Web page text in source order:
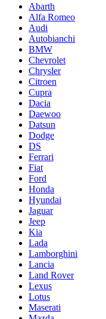
Abarth
Alfa Romeo
Audi
Autobianchi
BMW
Chevrolet
Chrysler
Citroen
Cupra
Dacia
Daewoo
Datsun
Dodge
DS
Ferrari
Fiat
Ford
Honda
Hyundai
Jaguar
Jeep
Kia
Lada
Lamborghini
Lancia
Land Rover
Lexus
Lotus
Maserati